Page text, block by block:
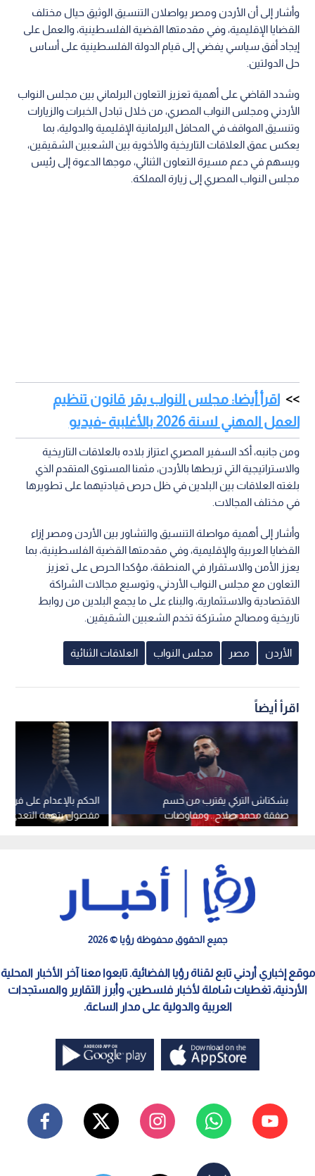
وأشار إلى أن الأردن ومصر يواصلان التنسيق الوثيق حيال مختلف
القضايا الإقليمية، وفي مقدمتها القضية الفلسطينية، والعمل على
إيجاد أفق سياسي يفضي إلى قيام الدولة الفلسطينية على أساس
حل الدولتين.
وشدد القاضي على أهمية تعزيز التعاون البرلماني بين مجلس النواب
الأردني ومجلس النواب المصري، من خلال تبادل الخبرات والزيارات
وتنسيق المواقف في المحافل البرلمانية الإقليمية والدولية، بما
يعكس عمق العلاقات التاريخية والأخوية بين الشعبين الشقيقين،
ويسهم في دعم مسيرة التعاون الثنائي، موجها الدعوة إلى رئيس
مجلس النواب المصري إلى زيارة المملكة.
اقرأ أيضا: مجلس النواب يقر قانون تنظيم
العمل المهني لسنة 2026 بالأغلبية -فيديو
ومن جانبه، أكد السفير المصري اعتزاز بلاده بالعلاقات التاريخية
والاستراتيجية التي تربطها بالأردن، مثمنا المستوى المتقدم الذي
بلغته العلاقات بين البلدين في ظل حرص قيادتيهما على تطويرها
في مختلف المجالات.
وأشار إلى أهمية مواصلة التنسيق والتشاور بين الأردن ومصر إزاء
القضايا العربية والإقليمية، وفي مقدمتها القضية الفلسطينية، بما
يعزز الأمن والاستقرار في المنطقة، مؤكدا الحرص على تعزيز
التعاون مع مجلس النواب الأردني، وتوسيع مجالات الشراكة
الاقتصادية والاستثمارية، والبناء على ما يجمع البلدين من روابط
تاريخية ومصالح مشتركة تخدم الشعبين الشقيقين.
الأردن مصر مجلس النواب العلاقات الثنائية
اقرأ أيضاً
الحكم بالإعدام على
مفصول بتهمة التعدي
مصر
بشكتاش التركي يقترب من حسم
صفقة محمد صلاح.. ومفاوضات
حاسمة حول المزايا التجارية
جميع الحقوق محفوظة رؤيا © 2026
موقع إخباري أردني تابع لقناة رؤيا الفضائية. تابعوا معنا آخر الأخبار المحلية
الأردنية، تغطيات شاملة لأخبار فلسطين، وأبرز التقارير والمستجدات
العربية والدولية على مدار الساعة.